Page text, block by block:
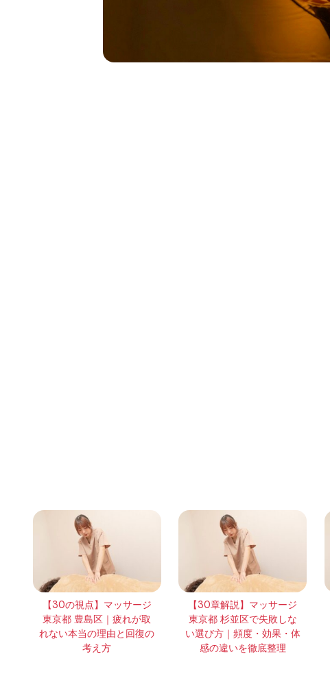
【30の視点】マッサージ
東京都 豊島区｜疲れが取
れない本当の理由と回復の
考え方
【30章解説】マッサージ
東京都 杉並区で失敗しな
い選び方｜頻度・効果・体
感の違いを徹底整理